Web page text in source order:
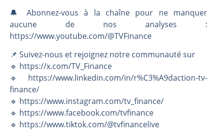
🔔 Abonnez-vous à la chaîne pour ne manquer
aucune de nos analyses :
https://www.youtube.com/@TVFinance
📌 Suivez-nous et rejoignez notre communauté sur
🔹 https://x.com/TV_Finance
🔹 https://www.linkedin.com/in/r%C3%A9daction-tv-
finance/
🔹 https://www.instagram.com/tv_finance/
🔹 https://www.facebook.com/tvfinance
🔹 https://www.tiktok.com/@tvfinancelive